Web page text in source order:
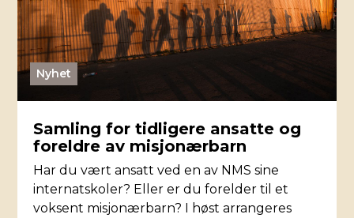
Nyhet
Samling for tidligere ansatte og
foreldre av misjonærbarn
Har du vært ansatt ved en av NMS sine
internatskoler? Eller er du forelder til et
voksent misjonærbarn? I høst arrangeres